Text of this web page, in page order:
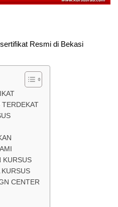
Resmi di Bekasi
TERDEKAT
KURSUS
CENTER